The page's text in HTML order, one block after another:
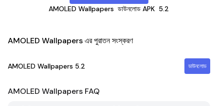
AMOLED Wallpapers ডাউনলোড APK 5.2
AMOLED Wallpapers এর পুরাতন সংস্করণ
AMOLED Wallpapers 5.2 ডাউনলোড
AMOLED Wallpapers FAQ